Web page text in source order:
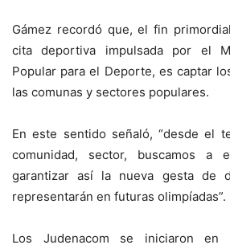
Gámez recordó que, el fin
cita deportiva impulsada por el
Popular para el Deporte, es captar
las comunas y sectores populares.
En este sentido señaló, “desde el
comunidad, sector, buscamos a
garantizar así la nueva gesta de
representarán en futuras olimpíadas”.
Los Judenacom se iniciaron en